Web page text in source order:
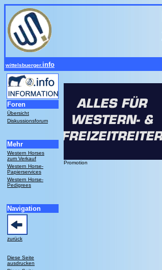
wittelsbuerger. info
Foren
Übersicht
Diskussionsforum
Mehr
Western Horses
zum Verkauf
Western Horse-
Papierservices
Western Horse-
Pedigrees
Navigation
zurück
Diese Seite
ausdrucken
Promotion